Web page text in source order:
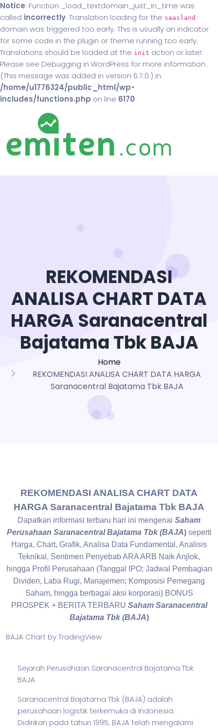
Notice: Function _load_textdomain_just_in_time was
called incorrectly. Translation loading for the saasland
domain was triggered too early. This is usually an indicator
for some code in the plugin or theme running too early.
Translations should be loaded at the init action or later.
Please see Debugging in WordPress for more information.
(This message was added in version 6.7.0.) in
/home/u1776324/public_html/wp-
includes/functions.php on line 6170
REKOMENDASI
ANALISA CHART DATA
HARGA Saranacentral
Bajatama Tbk BAJA
Home
REKOMENDASI ANALISA CHART DATA HARGA
Saranacentral Bajatama Tbk BAJA
REKOMENDASI ANALISA CHART DATA
HARGA Saranacentral Bajatama Tbk BAJA
Dapatkan informasi terbaru hari ini mengenai Saham
Perusahaan Saranacentral Bajatama Tbk (BAJA) seperti
Harga, Chart, Grafik, Analisa Data Fundamental, Analisis
Teknikal, Sentimen Penyebab ARA ARB Naik Anjlok,
hingga Profil Perusahaan (Tanggal IPO; Jadwal Pembagian
Dividen, Laba Rugi, Manajemen; Komposisi Pemegang
Saham, hingga berbagai aksi korporasi) BONUS
PROSPEK + BERITA TERBARU Saham Saranacentral
Bajatama Tbk (BAJA)
BAJA Chart by TradingView
Sejarah Perusahaan Saranacentral Bajatama Tbk
BAJA
Saranacentral Bajatama Tbk (BAJA) adalah
perusahaan logistik terkemuka di Indonesia.
Didirikan pada tahun 1995, BAJA telah mengalami